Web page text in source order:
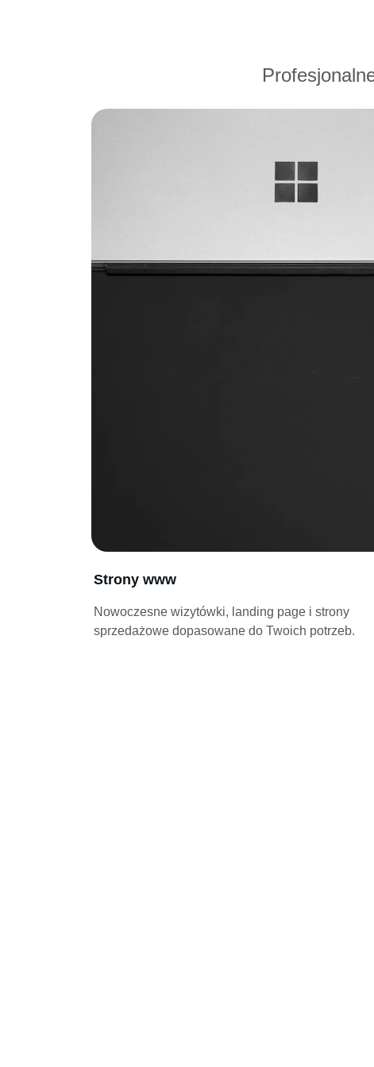
Strony www
Nowoczesne wizytówki, landing page i strony
sprzedażowe dopasowane do Twoich potrzeb.